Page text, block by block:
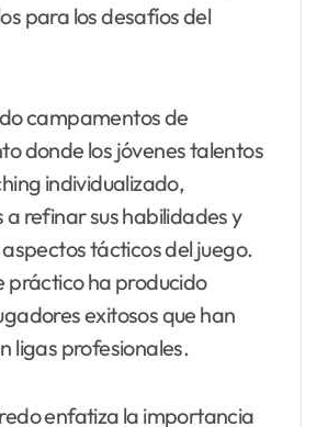
para los desafíos del
campamentos de
donde los jóvenes talentos
individualizado,
refinar sus habilidades y
tácticos del juego.
práctico ha producido
exitosos que han
ligas profesionales.
enfatiza la importancia